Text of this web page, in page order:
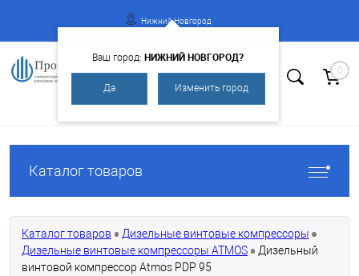
Нижний Новгород
Ваш город: НИЖНИЙ НОВГОРОД?
Да Изменить город
0
Каталог товаров
Каталог товаров
Дизельные винтовые компрессоры
Дизельные винтовые компрессоры ATMOS
Дизельный
винтовой компрессор Atmos PDP 95